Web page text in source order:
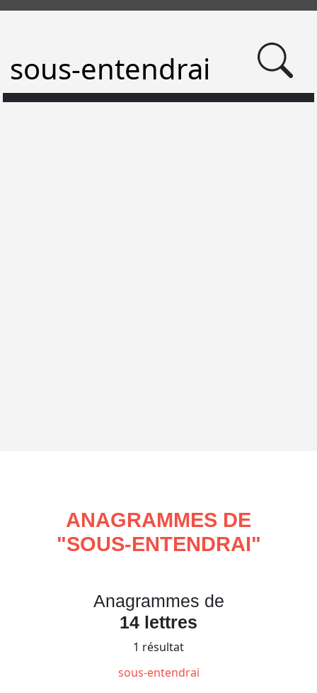
ANAGRAMMES DE
"SOUS-ENTENDRAI"
Anagrammes de
14 lettres
1 résultat
sous-entendrai